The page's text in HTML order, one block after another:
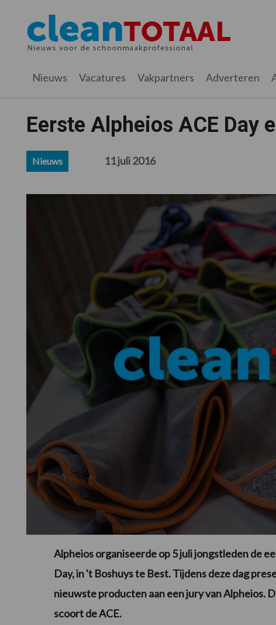
hoofdnavigatie
hoofd
inhoud
eerste
sidebar
voettekst
Cleantotaal.nl
Het
laatste
voor
professionele
Nieuws Vacatures Vakpartners Adverteren
Eerste Alpheios ACE Day
Nieuws 11 juli 2016
Alpheios organiseerde op 5 juli jongstleden de
Day, in 't Boshuys te Best. Tijdens deze dag
nieuwste producten aan een jury van Alpheios.
scoort de ACE.